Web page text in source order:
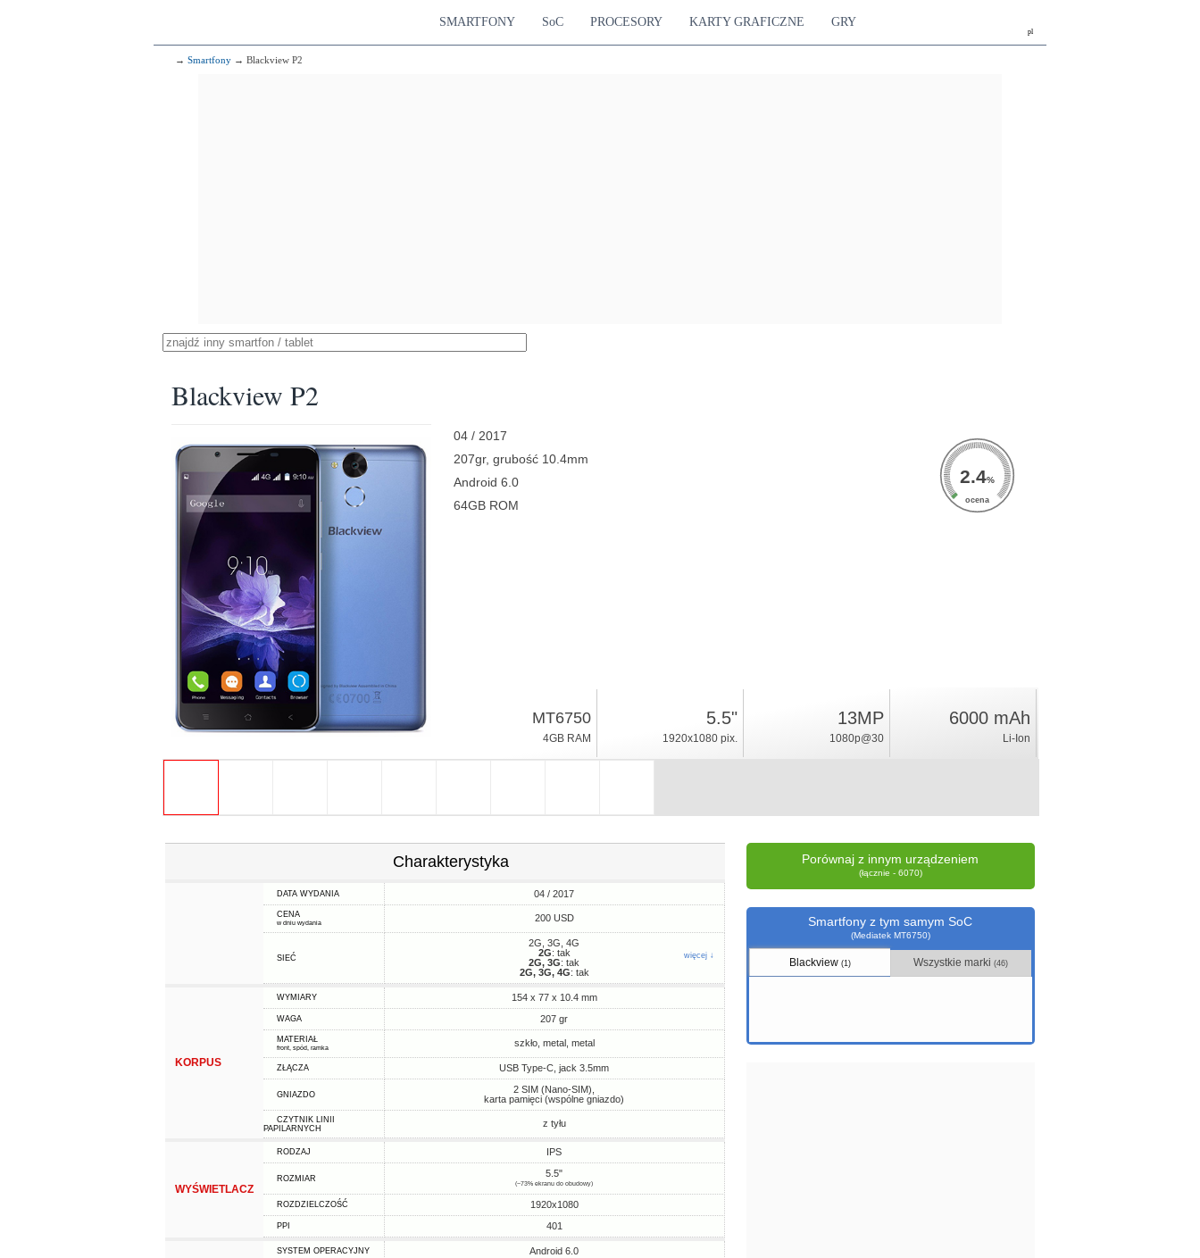
pl
SMARTFONY SoC PROCESORY KARTY GRAFICZNE GRY
→ Smartfony → Blackview P2
Blackview P2
04 / 2017
207gr, grubość 10.4mm
Android 6.0
64GB ROM
2.4%
ocena
MT6750
4GB RAM
5.5"
1920x1080 pix.
13MP
1080p@30
6000 mAh
Li-Ion
Charakterystyka
DATA WYDANIA 04 / 2017
CENA
w dniu wydania 200 USD
SIEĆ
2G, 3G, 4G
więcej ↓
2G: tak
2G, 3G: tak
2G, 3G, 4G: tak
KORPUS
WYMIARY 154 x 77 x 10.4 mm
WAGA 207 gr
MATERIAŁ
front, spód, ramka szkło, metal, metal
ZŁĄCZA USB Type-C, jack 3.5mm
GNIAZDO
2 SIM (Nano-SIM),
karta pamięci (wspólne gniazdo)
CZYTNIK LINII
PAPILARNYCH
z tyłu
WYŚWIETLACZ
RODZAJ IPS
ROZMIAR 5.5"
(~73% ekranu do obudowy)
ROZDZIELCZOŚĆ 1920x1080
PPI 401
SYSTEM OPERACYJNY Android 6.0
Porównaj z innym urządzeniem
(łącznie - 6070)
Smartfony z tym samym SoC
(Mediatek MT6750)
Blackview (1) Wszystkie marki(46)